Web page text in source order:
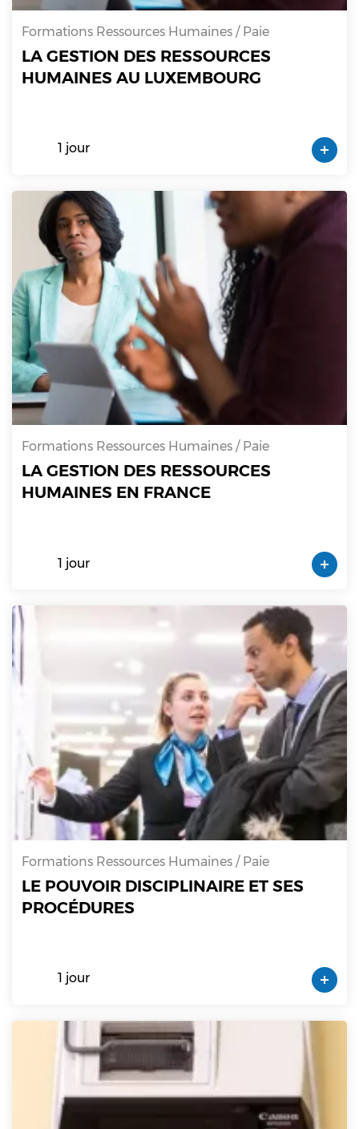
Formations Ressources Humaines / Paie
LA GESTION DES RESSOURCES
HUMAINES AU LUXEMBOURG
1 jour
Formations Ressources Humaines / Paie
LA GESTION DES RESSOURCES
HUMAINES EN FRANCE
1 jour
Formations Ressources Humaines / Paie
LE POUVOIR DISCIPLINAIRE ET SES
PROCÉDURES
1 jour